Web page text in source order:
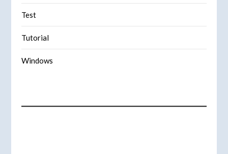
Test
Tutorial
Windows